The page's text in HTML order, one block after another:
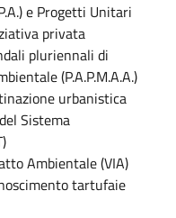
e Progetti Unitari
privata
pluriennali di
(P.A.P.M.A.A.)
urbanistica
Sistema
Ambientale (VIA)
tartufaie